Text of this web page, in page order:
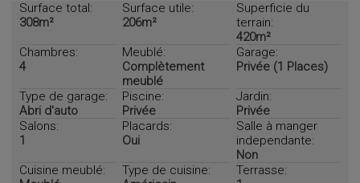
Surface total:
308m²
Surface utile:
206m²
Superficie du
terrain:
420m²
Chambres:
4
Meublé:
Complètement
meublé
Garage:
Privée (1 Places)
Type de garage:
Abri d'auto
Piscine:
Privée
Jardin:
Privée
Salons:
1
Placards:
Oui
Salle à manger
independante:
Non
Cuisine meublé:
Type de cuisine:
Terrasse: